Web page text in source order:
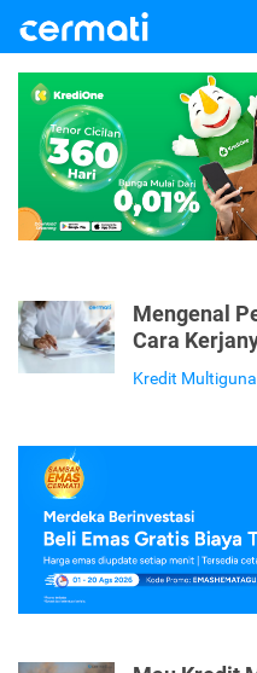
Mengenal
Cara
Kredit Multiguna